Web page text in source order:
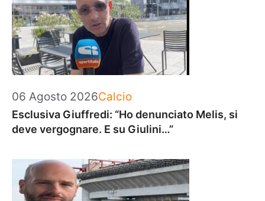
06 Agosto 2026Categorie
Calcio
Esclusiva Giuffredi: “Ho denunciato Melis, si
deve vergognare. E su Giulini…”